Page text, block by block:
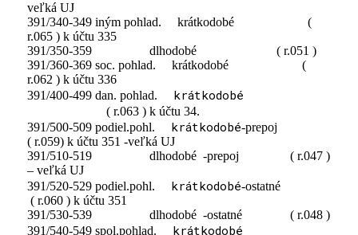
veľká UJ
391/340-349 iným pohlad. krátkodobé (
r.065 ) k účtu 335
391/350-359 dlhodobé ( r.051 )
391/360-369 soc. pohlad. krátkodobé (
r.062 ) k účtu 336
391/400-499 dan. pohlad. krátkodobé
( r.063 ) k účtu 34.
391/500-509 podiel.pohl. krátkodobé-prepoj
( r.059) k účtu 351 -veľká UJ
391/510-519 dlhodobé -prepoj ( r.047 )
– veľká UJ
391/520-529 podiel.pohl. krátkodobé-ostatné
( r.060 ) k účtu 351
391/530-539 dlhodobé -ostatné ( r.048 )
391/540-549 spol.pohlad. krátkodobé